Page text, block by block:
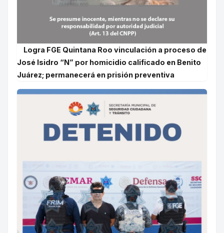
Logra FGE Quintana Roo vinculación a proceso de
José Isidro “N” por homicidio calificado en Benito
Juárez; permanecerá en prisión preventiva